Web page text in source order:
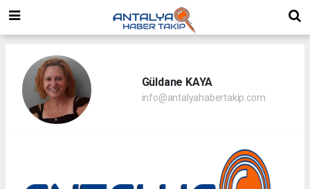
Güldane KAYA
info@antalyahabertakip.com